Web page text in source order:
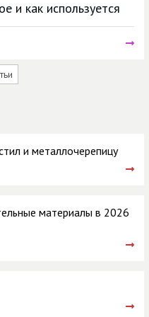
и как используется
и металлочерепицу
материалы в 2026